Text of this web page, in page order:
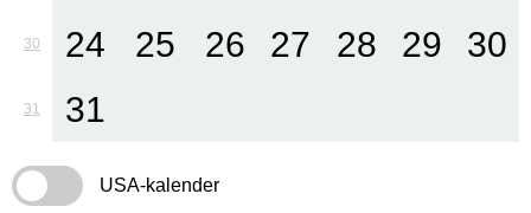
30 24 25 26 27 28 29 30
31 31
USA-kalender